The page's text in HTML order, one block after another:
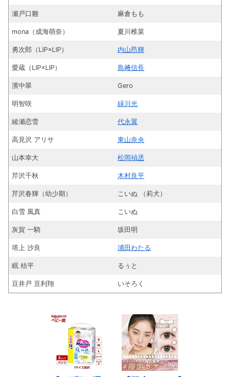
瀬戸口雛 麻倉もも
mona（成海萌奈） 夏川椎菜
勇次郎（LIP×LIP） 内山昂輝
愛蔵（LIP×LIP） 島﨑信長
濱中翠 Gero
明智咲 緑川光
綾瀬恋雪 代永翼
高見沢 アリサ 東山奈央
山本幸大 松岡禎丞
芹沢千秋 木村良平
芹沢春輝（幼少期） こいぬ （莉犬）
白雪 風真 こいぬ
灰賀 一騎 坂田明
塔上 沙良 浦田わたる
眠 桔平 るぅと
豆井戸 亘利翔 いそろく